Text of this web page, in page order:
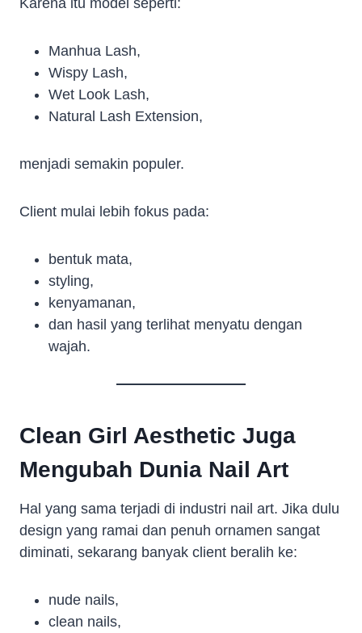
Manhua Lash,
Wispy Lash,
Wet Look Lash,
Natural Lash Extension,
menjadi semakin populer.
Client mulai lebih fokus pada:
bentuk mata,
styling,
kenyamanan,
dan hasil yang terlihat menyatu dengan
wajah.
Clean Girl Aesthetic Juga
Mengubah Dunia Nail Art
Hal yang sama terjadi di industri nail art. Jika dulu
design yang ramai dan penuh ornamen sangat
diminati, sekarang banyak client beralih ke:
nude nails,
clean nails,